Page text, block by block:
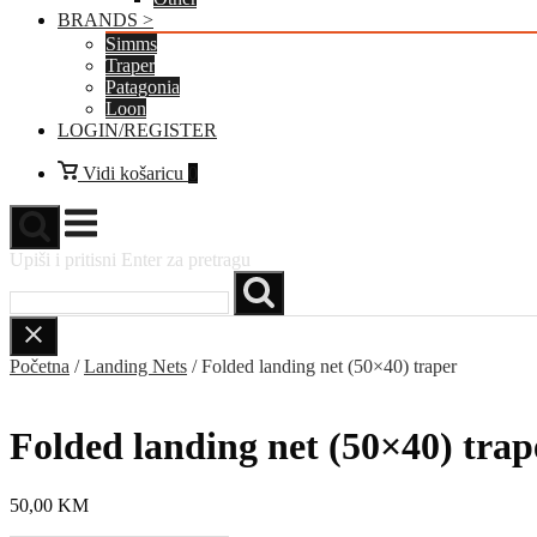
BRANDS >
Simms
Traper
Patagonia
Loon
LOGIN/REGISTER
VidiVidi košaricu
Izbornik
Upiši i pritisni Enter za pretragu
Početna /Landing Nets / Folded landing net (50×40) traper
Folded landing net (50×40)
50,00 KM